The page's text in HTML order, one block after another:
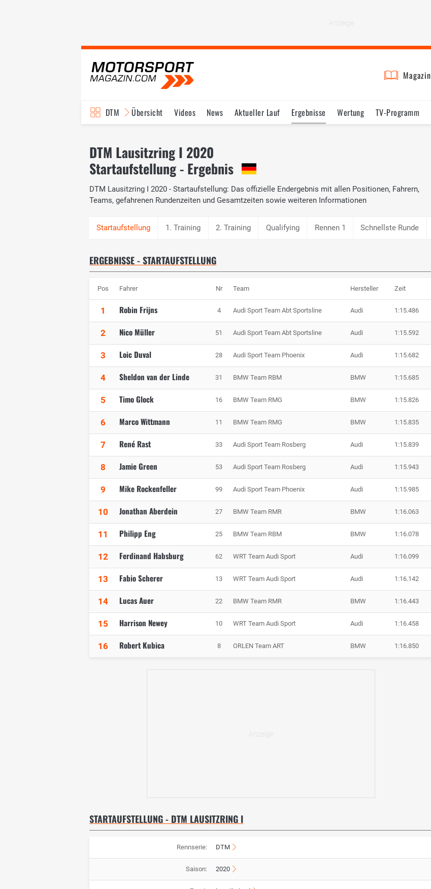
Magazin
DTM Übersicht Videos News Aktueller Lauf Ergebnisse Wertung TV-Programm
DTM Lausitzring I 2020
Startaufstellung - Ergebnis
DTM Lausitzring I 2020 - Startaufstellung: Das offizielle Endergebnis mit allen Positionen, Fahrern,
Teams, gefahrenen Rundenzeiten und Gesamtzeiten sowie weiteren Informationen
1. Training 2. Training Qualifying Rennen 1 Schnellste Runde
ERGEBNISSE - STARTAUFSTELLUNG
Pos Fahrer Nr Team Hersteller Zeit
1 Robin Frijns 4 Audi Sport Team Abt Sportsline Audi 1:15.486
2 Nico Müller 51 Audi Sport Team Abt Sportsline Audi 1:15.592
3 Loic Duval 28 Audi Sport Team Phoenix Audi 1:15.682
4 Sheldon van der Linde 31 BMW Team RBM BMW 1:15.685
5 Timo Glock 16 BMW Team RMG BMW 1:15.826
6 Marco Wittmann 11 BMW Team RMG BMW 1:15.835
7 René Rast 33 Audi Sport Team Rosberg Audi 1:15.839
8 Jamie Green 53 Audi Sport Team Rosberg Audi 1:15.943
9 Mike Rockenfeller 99 Audi Sport Team Phoenix Audi 1:15.985
10 Jonathan Aberdein 27 BMW Team RMR BMW 1:16.063
11 Philipp Eng 25 BMW Team RBM BMW 1:16.078
12 Ferdinand Habsburg 62 WRT Team Audi Sport Audi 1:16.099
13 Fabio Scherer 13 WRT Team Audi Sport Audi 1:16.142
14 Lucas Auer 22 BMW Team RMR BMW 1:16.443
15 Harrison Newey 10 WRT Team Audi Sport Audi 1:16.458
16 Robert Kubica 8 ORLEN Team ART BMW 1:16.850
STARTAUFSTELLUNG - DTM LAUSITZRING I
Rennserie: DTM
Saison: 2020